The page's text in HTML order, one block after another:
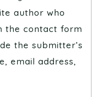
author who
the contact form
the submitter’s
email address,